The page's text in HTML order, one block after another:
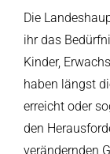
Die
ihr das
Kinder,
haben längst
erreicht oder
den
verändernden